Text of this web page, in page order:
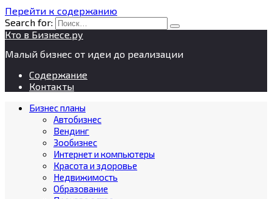
Перейти к содержанию
Search for:
Кто в Бизнесе.ру
Малый бизнес от идеи до реализации
Содержание
Контакты
Бизнес планы
Автобизнес
Вендинг
Зообизнес
Интернет и компьютеры
Красота и здоровье
Недвижимость
Образование